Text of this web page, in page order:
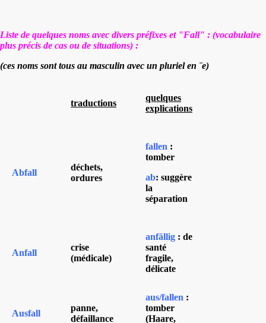
Liste de quelques noms avec divers préfixes et "Fall" : (vocabulaire
plus précis de cas ou de situations) :
(ces noms sont tous au masculin avec un pluriel en ¨e)
traductions
quelques
explications
Abfall
déchets,
ordures
fallen :
tomber
ab: suggère
la
séparation
Anfall
crise
(médicale)
anfällig : de
santé
fragile,
délicate
Ausfall
panne,
défaillance
aus/fallen :
tomber
(Haare,